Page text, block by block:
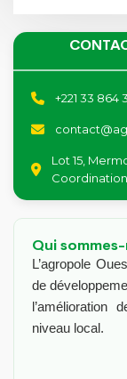
+221 33 864
Lot 15,
Qui
L’agropole
de
niveau local.